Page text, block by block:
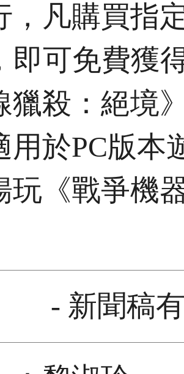
，凡購買指
即可免費獲
獵殺：絕境
用於PC版本
玩《戰爭機
- 新聞稿